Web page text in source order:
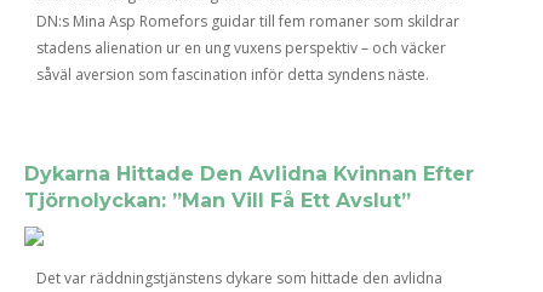
DN:s Mina Asp Romefors guidar till fem romaner som skildrar
stadens alienation ur en ung vuxens perspektiv – och väcker
såväl aversion som fascination inför detta syndens näste.
Dykarna Hittade Den Avlidna Kvinnan Efter
Tjörnolyckan: ”Man Vill Få Ett Avslut”
Det var räddningstjänstens dykare som hittade den avlidna